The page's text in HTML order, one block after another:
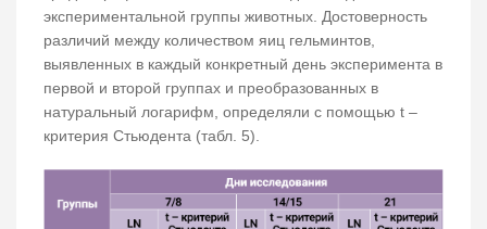
экспериментальной группы животных. Достоверность
различий между количеством яиц гельминтов,
выявленных в каждый конкретный день эксперимента в
первой и второй группах и преобразованных в
натуральный логарифм, определяли с помощью t –
критерия Стьюдента (табл. 5).